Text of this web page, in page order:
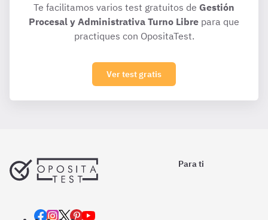
Te facilitamos varios test gratuitos de Gestión
Procesal y Administrativa Turno Libre para que
practiques con OpositaTest.
Ver test gratis
Para ti